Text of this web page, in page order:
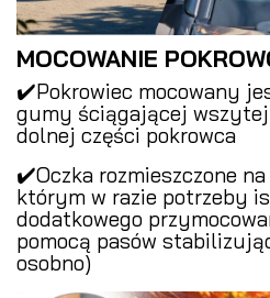
MOCOWANIE
✔️Pokrowiec mocowany
gumy ściągającej wszytej
dolnej części pokrowca
✔️Oczka rozmieszczone
którym w razie potrzeby
dodatkowego
pomocą pasów
osobno)